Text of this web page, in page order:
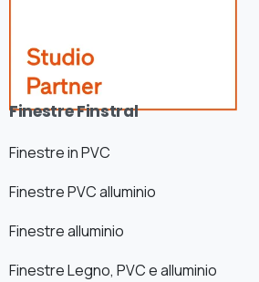
Finestre Finstral
Finestre in PVC
Finestre PVC alluminio
Finestre alluminio
Finestre Legno, PVC e alluminio